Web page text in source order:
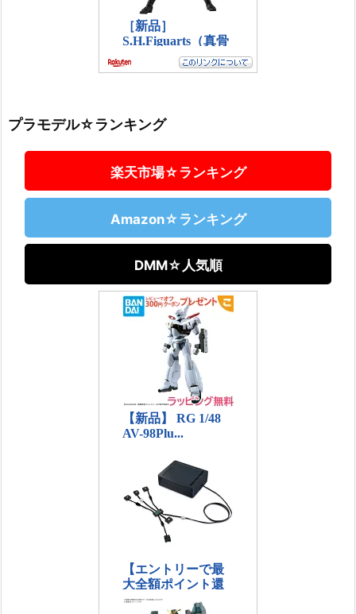
プラモデル☆ランキング
楽天市場☆ランキング
Amazon☆ランキング
DMM☆人気順